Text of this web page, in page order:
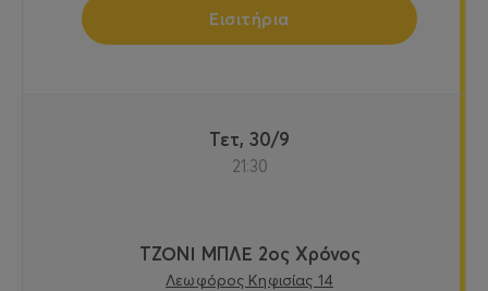
Εισιτήρια
Τετ, 30/9
21:30
ΤΖΟΝΙ ΜΠΛΕ 2ος Χρόνος
Λεωφόρος Κηφισίας 14